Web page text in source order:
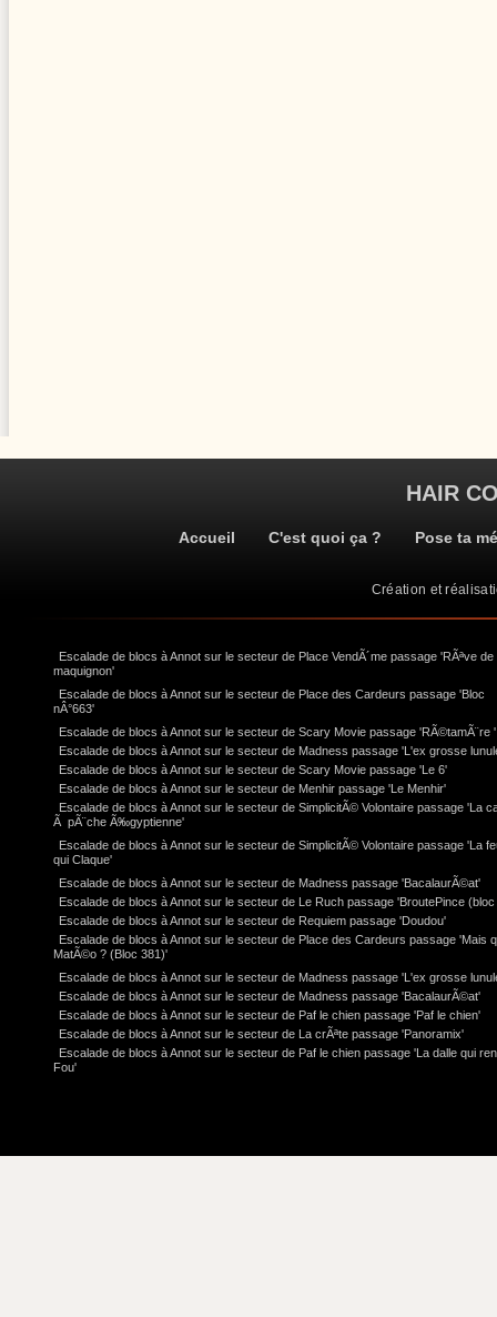
HAIR
Accueil C'est quoi ça ? Pose ta
Création et
Escalade de blocs à Annot sur le secteur de Place VendÃ´me passage 'RÃªve de
maquignon'
Escalade de blocs à Annot sur le secteur de Place des Cardeurs passage 'Bloc
nÂ°663'
Escalade de blocs à Annot sur le secteur de Scary Movie passage 'RÃ©tamÃ¨re '
Escalade de blocs à Annot sur le secteur de Madness passage 'L'ex grosse
Escalade de blocs à Annot sur le secteur de Scary Movie passage 'Le 6'
Escalade de blocs à Annot sur le secteur de Menhir passage 'Le Menhir'
Escalade de blocs à Annot sur le secteur de SimplicitÃ© Volontaire passage 'La
Ã pÃ¨che Ã‰gyptienne'
Escalade de blocs à Annot sur le secteur de SimplicitÃ© Volontaire passage 'La
qui Claque'
Escalade de blocs à Annot sur le secteur de Madness passage 'BacalaurÃ©at'
Escalade de blocs à Annot sur le secteur de Le Ruch passage 'BroutePince (bloc
Escalade de blocs à Annot sur le secteur de Requiem passage 'Doudou'
Escalade de blocs à Annot sur le secteur de Place des Cardeurs passage 'Mais
MatÃ©o ? (Bloc 381)'
Escalade de blocs à Annot sur le secteur de Madness passage 'L'ex grosse
Escalade de blocs à Annot sur le secteur de Madness passage 'BacalaurÃ©at'
Escalade de blocs à Annot sur le secteur de Paf le chien passage 'Paf le chien'
Escalade de blocs à Annot sur le secteur de La crÃªte passage 'Panoramix'
Escalade de blocs à Annot sur le secteur de Paf le chien passage 'La dalle qui
Fou'